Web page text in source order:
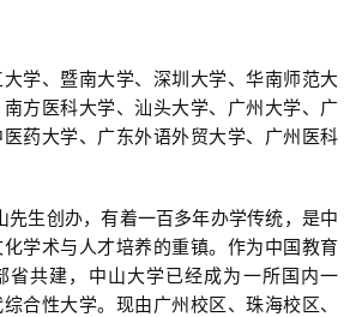
学、暨南大学、深圳大学、华南师范大
方医科大学、汕头大学、广州大学、广
药大学、广东外语外贸大学、广州医科
先生创办，有着一百多年办学传统，是中
学术与人才培养的重镇。作为中国教育
省共建，中山大学已经成为一所国内一
合性大学。现由广州校区、珠海校区、